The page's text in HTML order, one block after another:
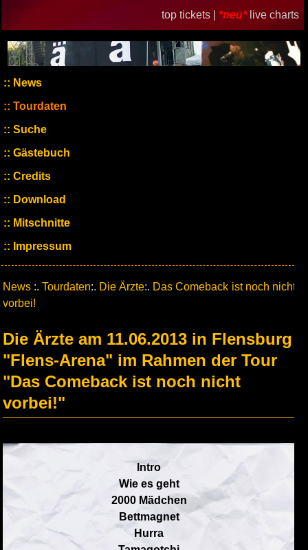
top tickets | *neu* live charts
News
Tourdaten
Suche
Gästebuch
Credits
Download
Mitschnitte
Impressum
News :.Tourdaten:. Die Ärzte:. Das Comeback ist noch nicht
vorbei!
Die Ärzte am 11.06.2013 in Flensburg
"Flens-Arena" im Rahmen der Tour
"Das Comeback ist noch nicht
vorbei!"
Intro
Wie es geht
2000 Mädchen
Bettmagnet
Hurra